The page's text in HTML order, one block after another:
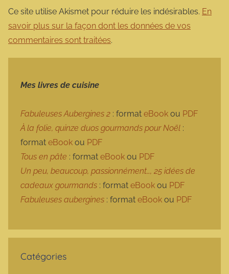
Ce site utilise Akismet pour réduire les indésirables. En
savoir plus sur la façon dont les données de vos
commentaires sont traitées.
Mes livres de cuisine
Fabuleuses Aubergines 2 : format eBook ou PDF
À la folie, quinze duos gourmands pour Noël :
format eBook ou PDF
Tous en pâte : format eBook ou PDF
Un peu, beaucoup, passionnément…, 25 idées de
cadeaux gourmands : format eBook ou PDF
Fabuleuses aubergines : format eBook ou PDF
Catégories